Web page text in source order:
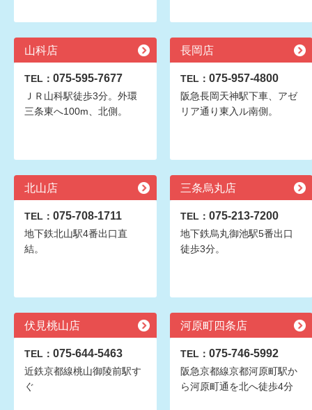
山科店
TEL： 075-595-7677
ＪＲ山科駅徒歩3分。外環
三条東へ100m、北側。
長岡店
TEL： 075-957-4800
阪急長岡天神駅下車、アゼ
リア通り東入ル南側。
北山店
TEL： 075-708-1711
地下鉄北山駅4番出口直
結。
三条烏丸店
TEL： 075-213-7200
地下鉄烏丸御池駅5番出口
徒歩3分。
伏見桃山店
TEL： 075-644-5463
近鉄京都線桃山御陵前駅す
ぐ
河原町四条店
TEL： 075-746-5992
阪急京都線京都河原町駅か
ら河原町通を北へ徒歩4分